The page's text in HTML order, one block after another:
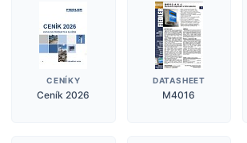
CENÍKY
Ceník 2026
DATASHEET
M4016